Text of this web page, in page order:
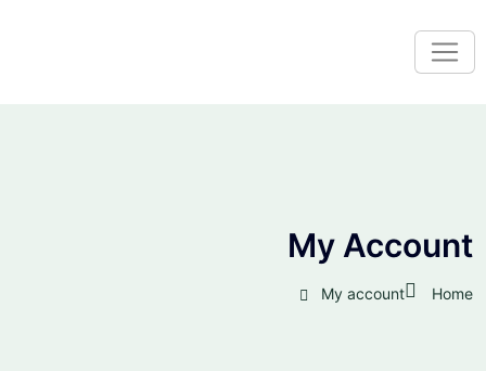
My
My account